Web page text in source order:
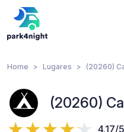
Home Lugares (20260)
(20260)
4.17/5